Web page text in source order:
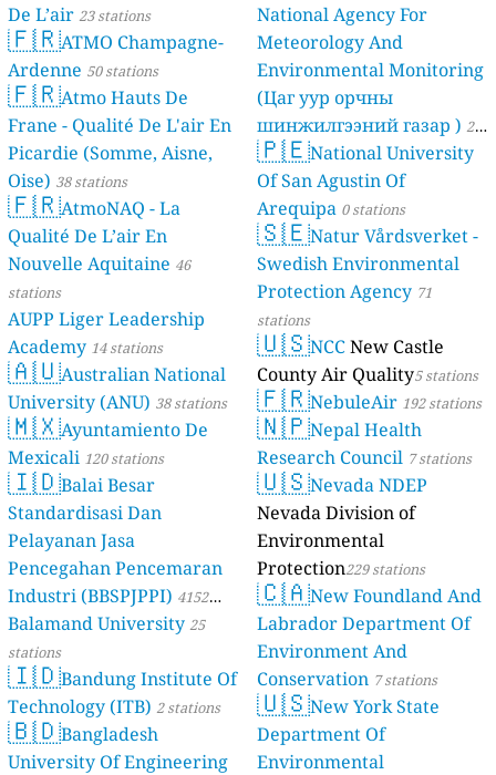
De L’air 23 stations
🇫🇷ATMO Champagne-
Ardenne 50 stations
🇫🇷Atmo Hauts De
Frane - Qualité De L'air En
Picardie (Somme, Aisne,
Oise) 38 stations
🇫🇷AtmoNAQ - La
Qualité De L’air En
Nouvelle Aquitaine 46
stations
AUPP Liger Leadership
Academy 14 stations
🇦🇺Australian National
University (ANU) 38 stations
🇲🇽Ayuntamiento De
Mexicali 120 stations
🇮🇩Balai Besar
Standardisasi Dan
Pelayanan Jasa
Pencegahan Pencemaran
Industri (BBSPJPPI) 4152
stations
Balamand University25
stations
🇮🇩Bandung Institute Of
Technology (ITB) 2 stations
🇧🇩Bangladesh
University Of Engineering
National Agency For
Meteorology And
Environmental Monitoring
(Цаг уур орчны
шинжилгээний газар ) 21
stations
🇵🇪National University
Of San Agustin Of
Arequipa 0 stations
🇸🇪Natur Vårdsverket -
Swedish Environmental
Protection Agency 71
stations
🇺🇸NCCNew Castle
County Air Quality5 stations
🇫🇷NebuleAir 192 stations
🇳🇵Nepal Health
Research Council 7 stations
🇺🇸Nevada NDEP
Nevada Division of
Environmental
Protection229 stations
🇨🇦New Foundland And
Labrador Department Of
Environment And
Conservation 7 stations
🇺🇸New York State
Department Of
Environmental